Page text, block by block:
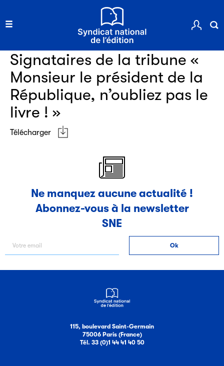
Signataires de la tribune «
Monsieur le président de la
République, n’oubliez pas le
livre ! »
Télécharger
Ne manquez aucune actualité !
Abonnez-vous à la newsletter
SNE
115, boulevard Saint-Germain
75006 Paris (France)
Tél. 33 (0)1 44 41 40 50
tous les acteurs de la filière de la fabrication de livres.
Les petits champions de la lecture
Le jeu de lecture à voix haute gratuit et ouvert à tous les
Filéas est une plateforme en ligne destinée à l’ensemble
des acteurs de la filière du livre. Suivez les ventes de vos